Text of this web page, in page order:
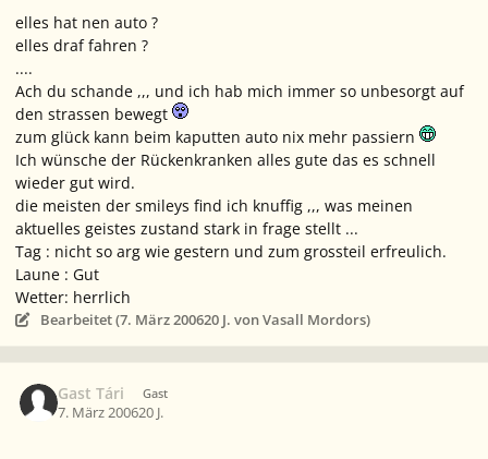
elles hat nen auto ?
elles draf fahren ?
....
Ach du schande ,,, und ich hab mich immer so unbesorgt auf
den strassen bewegt
zum glück kann beim kaputten auto nix mehr passiern
Ich wünsche der Rückenkranken alles gute das es schnell
wieder gut wird.
die meisten der smileys find ich knuffig ,,, was meinen
aktuelles geistes zustand stark in frage stellt ...
Tag : nicht so arg wie gestern und zum grossteil erfreulich.
Laune : Gut
Wetter: herrlich
Bearbeitet (7. März 200620 J. von Vasall Mordors)
Gast Tári Gast
7. März 200620 J.